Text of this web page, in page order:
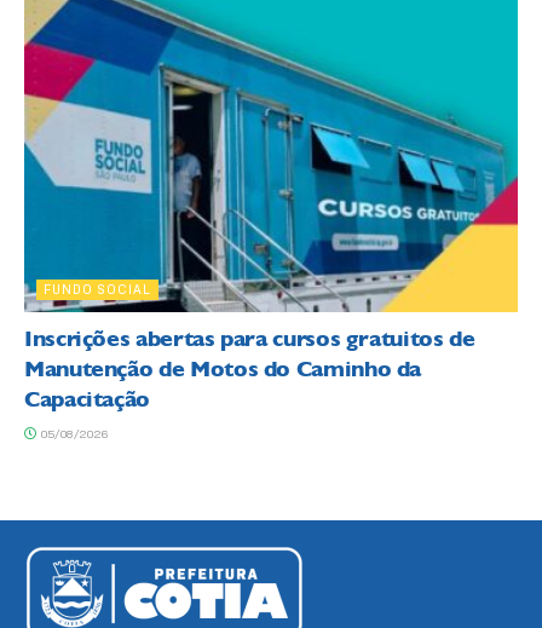
FUNDO SOCIAL
Inscrições abertas para cursos gratuitos de
Manutenção de Motos do Caminho da
Capacitação
05/08/2026